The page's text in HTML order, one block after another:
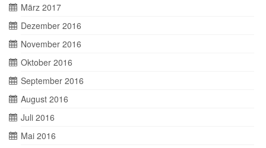
März 2017
Dezember 2016
November 2016
Oktober 2016
September 2016
August 2016
Juli 2016
Mai 2016